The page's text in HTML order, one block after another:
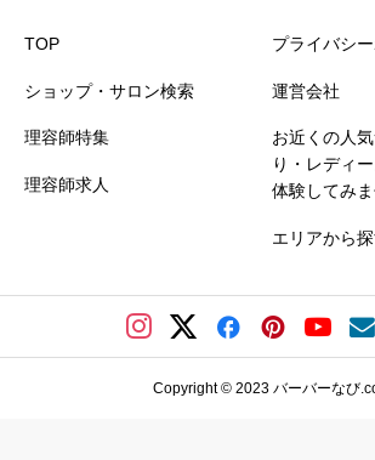
TOP
ショップ・サロン検索
理容師特集
理容師求人
プライバシ
運営会社
お近くの人
り・レディ
体験してみ
エリアから
Copyright © 2023 バーバーなび